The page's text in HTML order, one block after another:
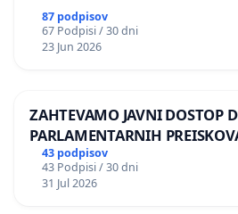
87 podpisov
67 Podpisi / 30 dni
23 Jun 2026
ZAHTEVAMO JAVNI DOSTOP
PARLAMENTARNIH
ILEGALNI TRGOVINI Z
43 podpisov
43 Podpisi / 30 dni
31 Jul 2026